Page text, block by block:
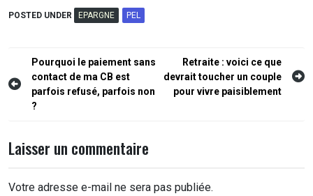
POSTED UNDER EPARGNE PEL
Navigation
de
l’article
Pourquoi le paiement sans
contact de ma CB est
parfois refusé, parfois non
?
Retraite : voici ce que
devrait toucher un couple
pour vivre paisiblement
Laisser un commentaire
Votre adresse e-mail ne sera pas publiée.